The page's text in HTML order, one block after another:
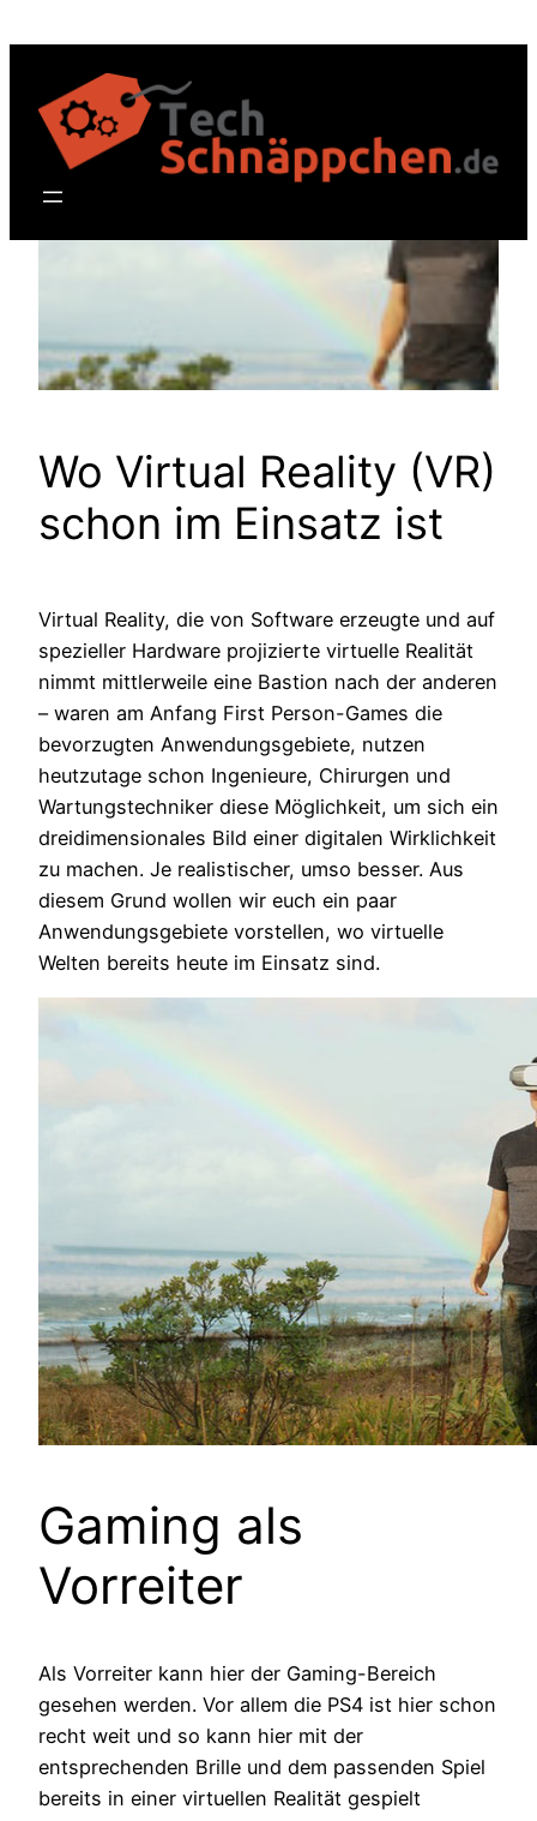
springen
Wo Virtual Reality (VR)
schon im Einsatz ist
Virtual Reality, die von Software erzeugte und auf
spezieller Hardware projizierte virtuelle Realität
nimmt mittlerweile eine Bastion nach der anderen
– waren am Anfang First Person-Games die
bevorzugten Anwendungsgebiete, nutzen
heutzutage schon Ingenieure, Chirurgen und
Wartungstechniker diese Möglichkeit, um sich ein
dreidimensionales Bild einer digitalen Wirklichkeit
zu machen. Je realistischer, umso besser. Aus
diesem Grund wollen wir euch ein paar
Anwendungsgebiete vorstellen, wo virtuelle
Welten bereits heute im Einsatz sind.
Gaming als
Vorreiter
Als Vorreiter kann hier der Gaming-Bereich
gesehen werden. Vor allem die PS4 ist hier schon
recht weit und so kann hier mit der
entsprechenden Brille und dem passenden Spiel
bereits in einer virtuellen Realität gespielt